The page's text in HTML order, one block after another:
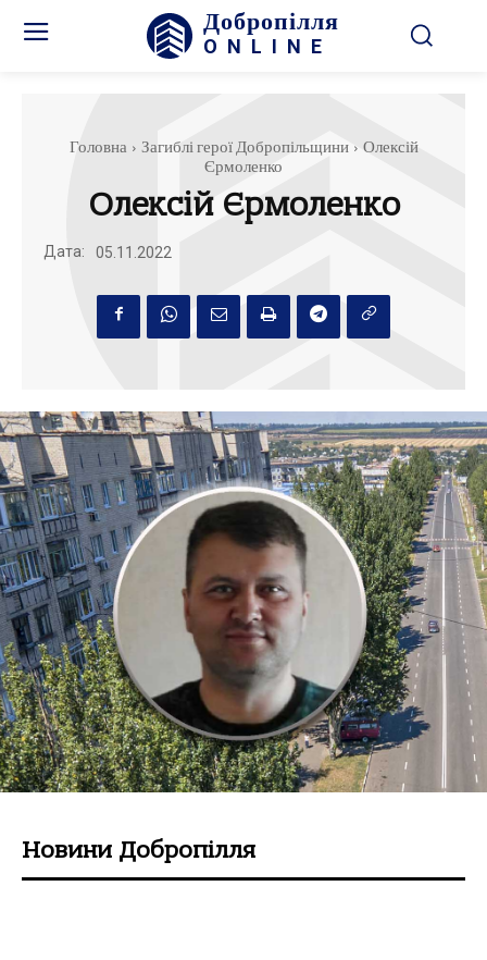
Добропілля
ONLINE
Головна Загиблі герої Добропільщини
Олексій
Єрмоленко
Олексій Єрмоленко
Дата: 05.11.2022
Новини Добропілля